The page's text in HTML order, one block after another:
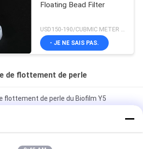
Floating Bead Filter
USD150-190/CUBMIC METER MOQ:1CubmicMeter
- JE NE SAIS PAS.
de flottement de perle
flottement de perle du Biofilm Y5
blancs du lit 0.96g/Cm3 mobile pour Ras